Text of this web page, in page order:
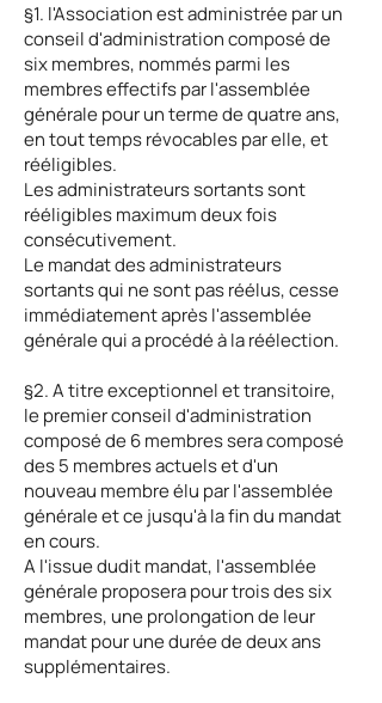
§1. l'Association est administrée par un
conseil d'administration composé de
six membres, nommés parmi les
membres effectifs par l'assemblée
générale pour un terme de quatre ans,
en tout temps révocables par elle, et
rééligibles.
Les administrateurs sortants sont
rééligibles maximum deux fois
consécutivement.
Le mandat des administrateurs
sortants qui ne sont pas réélus, cesse
immédiatement après l'assemblée
générale qui a procédé à la réélection.
§2. A titre exceptionnel et transitoire,
le premier conseil d'administration
composé de 6 membres sera composé
des 5 membres actuels et d'un
nouveau membre élu par l'assemblée
générale et ce jusqu'à la fin du mandat
en cours.
A l'issue dudit mandat, l'assemblée
générale proposera pour trois des six
membres, une prolongation de leur
mandat pour une durée de deux ans
supplémentaires.